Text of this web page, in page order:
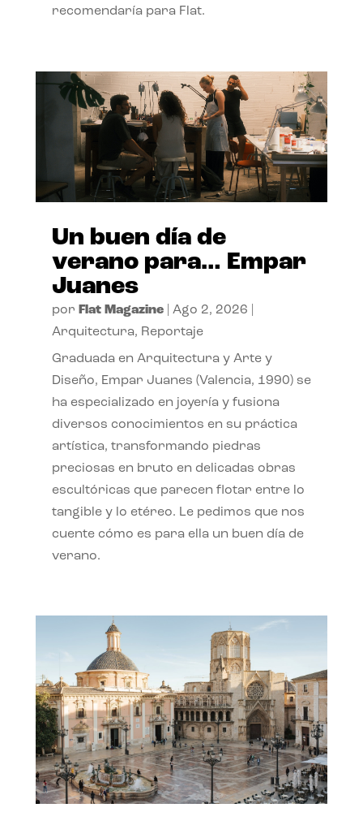
recomendaría para Flat.
Un buen día de
verano para… Empar
Juanes
por Flat Magazine| Ago 2, 2026
Arquitectura, Reportaje
Graduada en Arquitectura y Arte y
Diseño, Empar Juanes (Valencia, 1990) se
ha especializado en joyería y fusiona
diversos conocimientos en su práctica
artística, transformando piedras
preciosas en bruto en delicadas obras
escultóricas que parecen flotar entre lo
tangible y lo etéreo. Le pedimos que nos
cuente cómo es para ella un buen día de
verano.